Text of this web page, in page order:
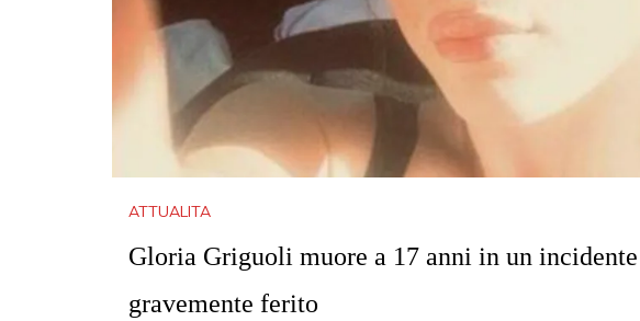
ATTUALITA
Gloria Griguoli muore a 17 anni in un
gravemente ferito